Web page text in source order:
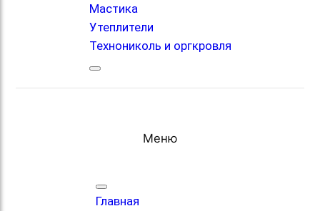
Мастика
Утеплители
Технониколь и оргкровля
Меню
Главная